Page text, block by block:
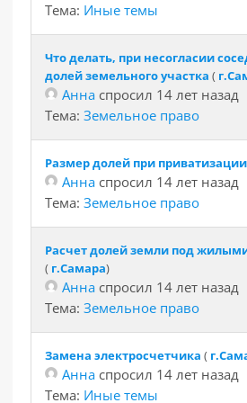
Тема: Иные темы
Что делать, при несогласии
долей земельного участка (
Анна спросил 14 лет назад
Тема: Земельное право
Размер долей при
Анна спросил 14 лет назад
Тема: Земельное право
Расчет долей земли под
( г.Самара)
Анна спросил 14 лет назад
Тема: Земельное право
Замена электросчетчика (
Анна спросил 14 лет назад
Тема: Иные темы